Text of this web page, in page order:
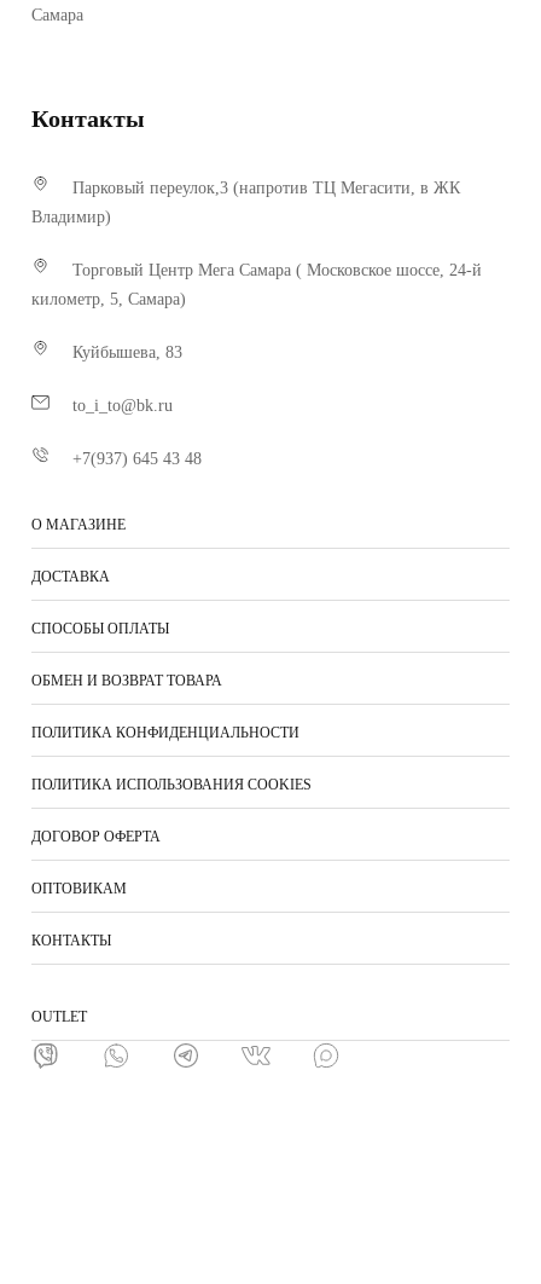
Самара
Контакты
Парковый переулок,3 (напротив ТЦ Мегасити, в ЖК
Владимир)
Торговый Центр Мега Самара ( Московское шоссе, 24-й
километр, 5, Самара)
Куйбышева, 83
to_i_to@bk.ru
+7(937) 645 43 48
О МАГАЗИНЕ
ДОСТАВКА
СПОСОБЫ ОПЛАТЫ
ОБМЕН И ВОЗВРАТ ТОВАРА
ПОЛИТИКА КОНФИДЕНЦИАЛЬНОСТИ
ПОЛИТИКА ИСПОЛЬЗОВАНИЯ COOKIES
ДОГОВОР ОФЕРТА
ОПТОВИКАМ
КОНТАКТЫ
ОUTLET